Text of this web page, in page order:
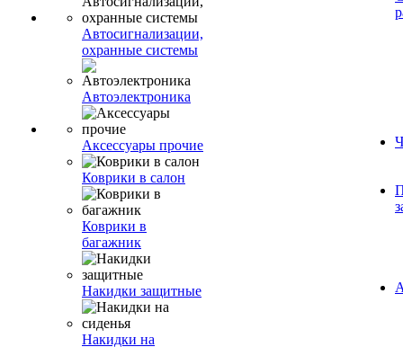
Автосигнализации,
охранные системы
Автоэлектроника
Аксессуары прочие
Коврики в салон
Коврики в
багажник
Накидки защитные
Накидки на